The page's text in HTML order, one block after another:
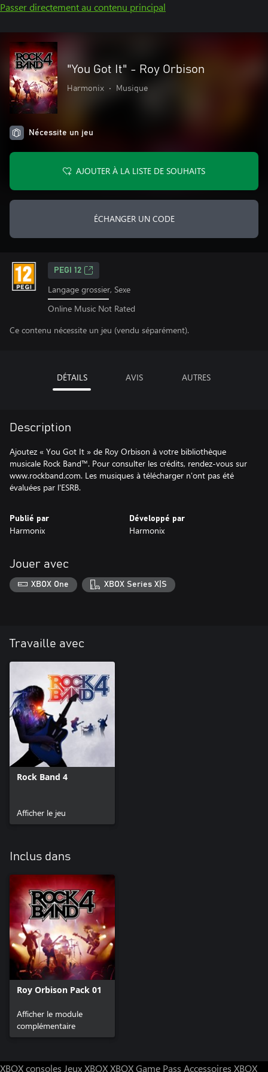
Passer directement au contenu principal
"You Got It" - Roy Orbison
Harmonix • Musique
Nécessite un jeu
AJOUTER À LA LISTE DE SOUHAITS
ÉCHANGER UN CODE
PEGI 12
Langage grossier, Sexe
Online Music Not Rated
Ce contenu nécessite un jeu (vendu séparément).
DÉTAILS AVIS AUTRES
Description
Ajoutez « You Got It » de Roy Orbison à votre bibliothèque
musicale Rock Band™. Pour consulter les crédits, rendez-vous sur
www.rockband.com. Les musiques à télécharger n'ont pas été
évaluées par l'ESRB.
Publié par
Harmonix
Développé par
Harmonix
Jouer avec
XBOX One XBOX Series X|S
Travaille avec
Rock Band 4
Afficher le jeu
Inclus dans
Roy Orbison Pack 01
Afficher le module
complémentaire
XBOX consoles Jeux XBOXXBOX Game Pass Accessoires XBOX